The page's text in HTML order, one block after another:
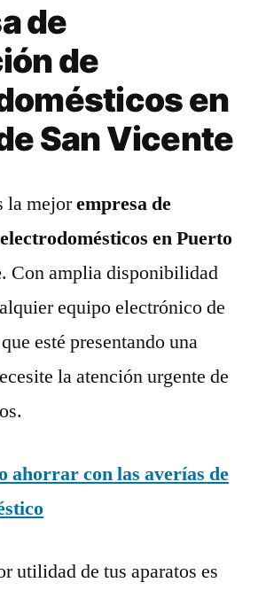
de
de
en
San Vicente
la mejorempresa de
en Puerto
. Con amplia disponibilidad
equipo electrónico de
esté presentando una
la atención urgente de
ahorrar con las averías de
utilidad de tus aparatos es